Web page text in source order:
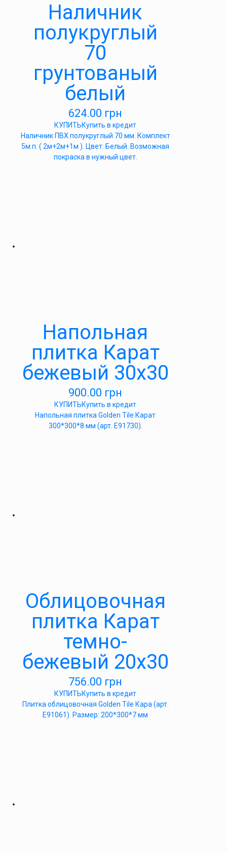
Наличник
полукруглый
70
грунтованый
белый
624.00 грн
КУПИТЬКупить в кредит
Наличник ПВХ полукруглый 70 мм. Комплект
5м.п. ( 2м+2м+1м ). Цвет: Белый. Возможная
покраска в нужный цвет.
Напольная
плитка Карат
бежевый 30х30
900.00 грн
КУПИТЬКупить в кредит
Напольная плитка Golden Tile Карат
300*300*8 мм (арт. Е91730).
Облицовочная
плитка Карат
темно-
бежевый 20х30
756.00 грн
КУПИТЬКупить в кредит
Плитка облицовочная Golden Tile Кара (арт.
Е91061). Размер: 200*300*7 мм